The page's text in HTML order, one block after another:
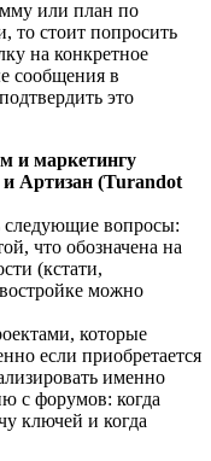
или план по
то стоит попросить
на конкретное
сообщения в
это
и маркетингу
и Артизан (Turandot
следующие вопросы:
что обозначена на
(кстати,
можно
которые
если приобретается
именно
с форумов: когда
ключей и когда